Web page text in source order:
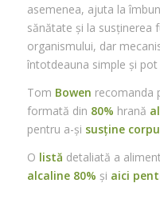
asemenea, ajuta la
sănătate și la susținerea
organismului, dar
întotdeauna simple și
Tom Bowen recomanda
formată din 80% hrană
pentru a-și susține
O listă detaliată a
alcaline 80% și aici